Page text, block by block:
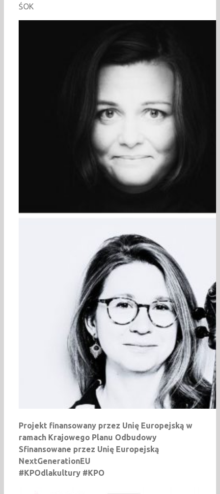
ŚOK
Projekt finansowany przez Unię Europejską w
ramach Krajowego Planu Odbudowy
Sfinansowane przez Unię Europejską
NextGenerationEU
#KPOdlakultury #KPO